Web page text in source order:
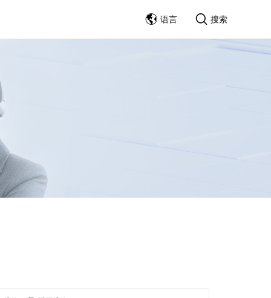
语言 搜索